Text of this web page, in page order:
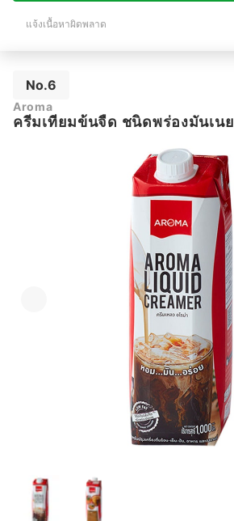
แจ้งเนื้อหาผิดพลาด
No.6
Aroma
ครีมเทียมข้นจืด ชนิดพร่องมันเนย